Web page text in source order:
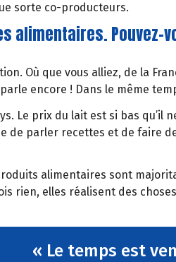
sorte co-producteurs.
alimentaires. Pouvez-
Où que vous alliez, de la
encore ! Dans le même
Le prix du lait est si bas
de parler recettes et de faire
alimentaires sont
rien, elles réalisent des
« Le temps est